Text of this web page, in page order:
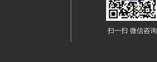
扫一扫 微信咨询